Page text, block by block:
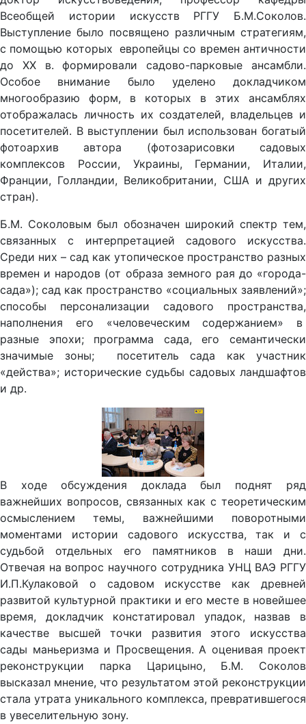
Всеобщей истории искусств РГГУ Б.М.Соколов.
Выступление было посвящено различным стратегиям,
с помощью которых европейцы со времен античности
до XX в. формировали садово-парковые ансамбли.
Особое внимание было уделено докладчиком
многообразию форм, в которых в этих ансамблях
отображалась личность их создателей, владельцев и
посетителей. В выступлении был использован богатый
фотоархив автора (фотозарисовки садовых
комплексов России, Украины, Германии, Италии,
Франции, Голландии, Великобритании, США и других
стран).
Б.М. Соколовым был обозначен широкий спектр тем,
связанных с интерпретацией садового искусства.
Среди них – сад как утопическое пространство разных
времен и народов (от образа земного рая до «города-
сада»); сад как пространство «социальных заявлений»;
способы персонализации садового пространства,
наполнения его «человеческим содержанием» в
разные эпохи; программа сада, его семантически
значимые зоны; посетитель сада как участник
«действа»; исторические судьбы садовых ландшафтов
и др.
В ходе обсуждения доклада был поднят ряд
важнейших вопросов, связанных как с теоретическим
осмыслением темы, важнейшими поворотными
моментами истории садового искусства, так и с
судьбой отдельных его памятников в наши дни.
Отвечая на вопрос научного сотрудника УНЦ ВАЭ РГГУ
И.П.Кулаковой о садовом искусстве как древней
развитой культурной практики и его месте в новейшее
время, докладчик констатировал упадок, назвав в
качестве высшей точки развития этого искусства
сады маньеризма и Просвещения. А оценивая проект
реконструкции парка Царицыно, Б.М. Соколов
высказал мнение, что результатом этой реконструкции
стала утрата уникального комплекса, превратившегося
в увеселительную зону.